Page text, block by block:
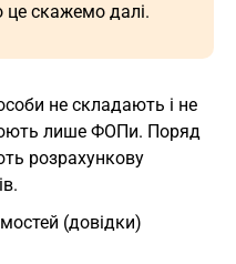
це скажемо далі.
не складають і не
лише ФОПи. Поряд
розрахункову
(довідки)